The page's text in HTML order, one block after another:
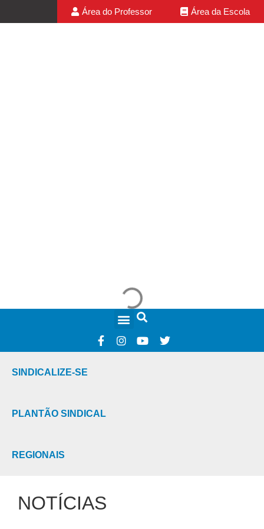
Área do Professor Área da Escola
SINDICALIZE-SE
PLANTÃO SINDICAL
REGIONAIS
NOTÍCIAS